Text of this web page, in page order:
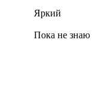
Яркий
Пока не знаю